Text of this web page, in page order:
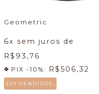
Geometric
6x sem juros de
R$93,76
PIX -10%: R$506,32
329 VENDIDOS.